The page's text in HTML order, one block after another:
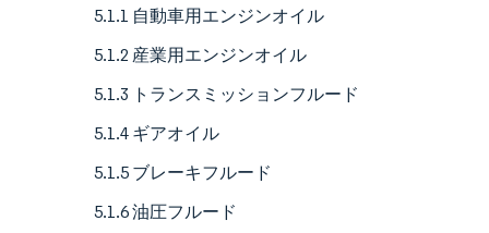
5.1.1 自動車用エンジンオイル
5.1.2 産業用エンジンオイル
5.1.3 トランスミッションフルード
5.1.4 ギアオイル
5.1.5 ブレーキフルード
5.1.6 油圧フルード